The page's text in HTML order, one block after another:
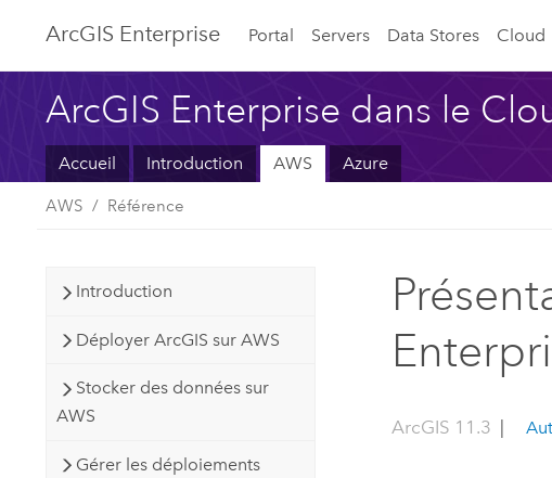
ArcGIS Enterprise Portal Servers Data Stores Cloud
ArcGIS Enterprise dans le
Accueil Introduction AWS Azure
AWS Référence
Introduction
Déployer ArcGIS sur AWS
Stocker des données sur
AWS
Gérer les déploiements
ArcGIS 11.3 |